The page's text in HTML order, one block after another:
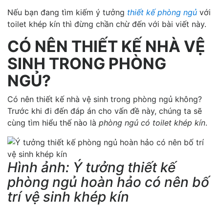
Nếu bạn đang tìm kiếm ý tưởng thiết kế phòng ngủ với
toilet khép kín thì đừng chần chừ đến với bài viết này.
CÓ NÊN THIẾT KẾ NHÀ VỆ
SINH TRONG PHÒNG
NGỦ?
Có nên thiết kế nhà vệ sinh trong phòng ngủ không?
Trước khi đi đến đáp án cho vấn đề này, chúng ta sẽ
cùng tìm hiểu thế nào là phòng ngủ có toilet khép kín.
Hình ảnh: Ý tưởng thiết kế
phòng ngủ hoàn hảo có nên bố
trí vệ sinh khép kín